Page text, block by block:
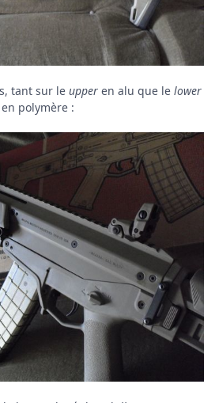
tant sur le upper en alu que le lower
en polymère :